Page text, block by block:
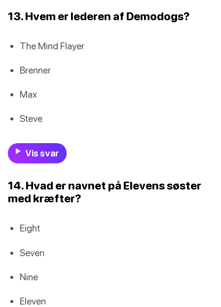
13. Hvem er lederen af Demodogs?
The Mind Flayer
Brenner
Max
Steve
Vis svar
14. Hvad er navnet på Elevens søster
med kræfter?
Eight
Seven
Nine
Eleven